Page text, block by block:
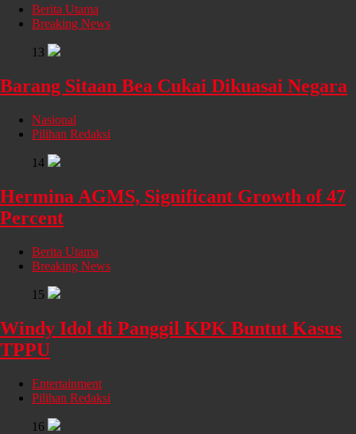
Berita Utama
Breaking News
13
Barang Sitaan Bea Cukai Dikuasai Negara
Nasional
Pilihan Redaksi
14
Hermina AGMS, Significant Growth of 47
Percent
Berita Utama
Breaking News
15
Windy Idol di Panggil KPK Buntut Kasus
TPPU
Entertainment
Pilihan Redaksi
16